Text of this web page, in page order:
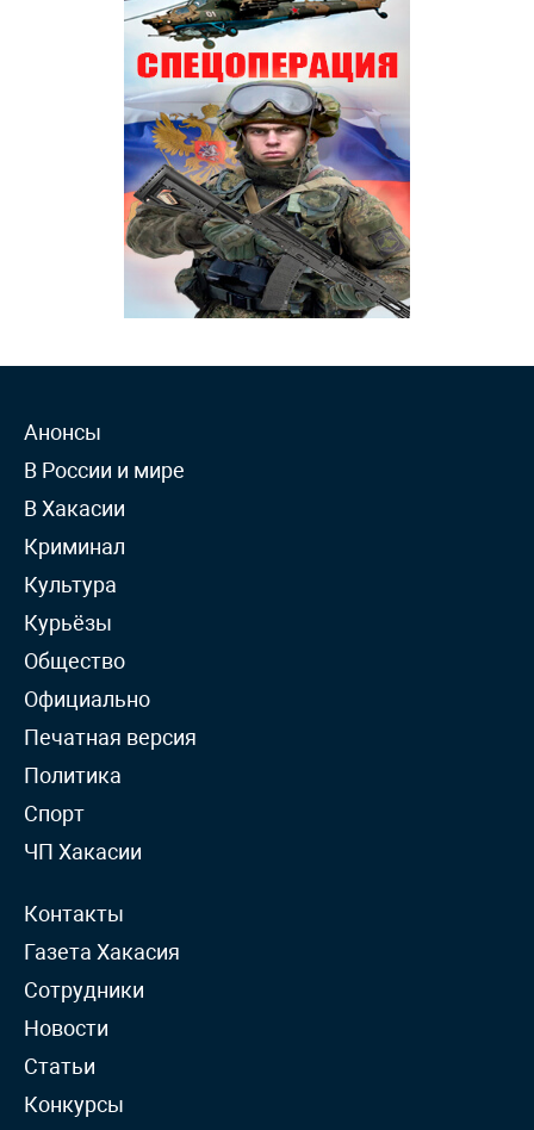
Анонсы
В России и мире
В Хакасии
Криминал
Культура
Курьёзы
Общество
Официально
Печатная версия
Политика
Спорт
ЧП Хакасии
Контакты
Газета Хакасия
Сотрудники
Новости
Статьи
Конкурсы